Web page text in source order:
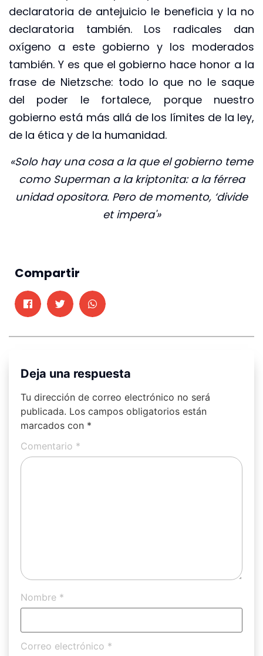
declaratoria de antejuicio le beneficia y la no
declaratoria también. Los radicales dan
oxígeno a este gobierno y los moderados
también. Y es que el gobierno hace honor a la
frase de Nietzsche: todo lo que no le saque
del poder le fortalece, porque nuestro
gobierno está más allá de los límites de la ley,
de la ética y de la humanidad.
«Solo hay una cosa a la que el gobierno teme
como Superman a la kriptonita: a la férrea
unidad opositora. Pero de momento, ‘divide
et impera'»
Compartir
Deja una respuesta
Tu dirección de correo electrónico no será
publicada. Los campos obligatorios están
marcados con *
Comentario *
Nombre *
Correo electrónico *